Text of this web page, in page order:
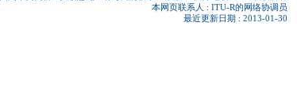
本网页联系人 : ITU-R的网络协调员
最近更新日期 : 2013-01-30